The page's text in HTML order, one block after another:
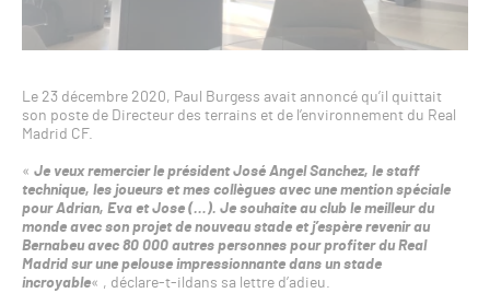
Le 23 décembre 2020, Paul Burgess avait annoncé qu’il quittait
son poste de Directeur des terrains et de l’environnement du Real
Madrid CF.
« Je veux remercier le président José Angel Sanchez, le staff
technique, les joueurs et mes collègues avec une mention spéciale
pour Adrian, Eva et Jose (…). Je souhaite au club le meilleur du
monde avec son projet de nouveau stade et j’espère revenir au
Bernabeu avec 80 000 autres personnes pour profiter du Real
Madrid sur une pelouse impressionnante dans un stade
incroyable« , déclare-t-ildans sa lettre d’adieu.